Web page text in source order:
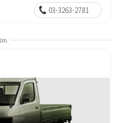
03-3263-2781